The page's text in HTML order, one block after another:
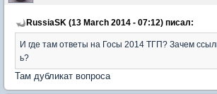
RussiaSK (13 March 2014 - 07:12) писал:
И где там ответы на Госы 2014 ТГП? Зачем
ь?
Там дубликат вопроса